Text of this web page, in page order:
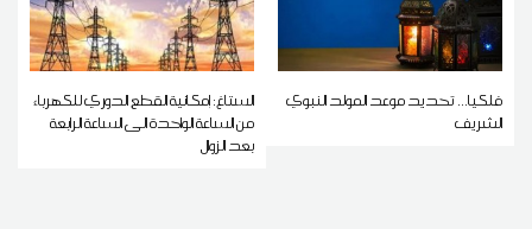
فلكيا... تحديد موعد المولد النبوي
الشريف
الستاغ: إمكانية القطع الدوري للكهرباء
من الساعة الواحدة الى الساعة الرابعة
بعد الزوال